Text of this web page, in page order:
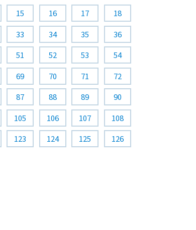
15 16 17
18
33 34 35
36
51 52 53
54
69 70 71
72
87 88 89
90
105 106 107
108
123 124 125
126